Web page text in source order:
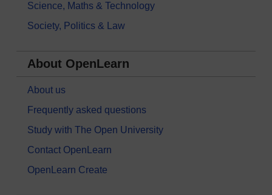
Science, Maths & Technology
Society, Politics & Law
About OpenLearn
About us
Frequently asked questions
Study with The Open University
Contact OpenLearn
OpenLearn Create